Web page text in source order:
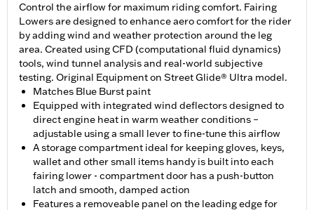
Control the airflow for maximum riding comfort. Fairing
Lowers are designed to enhance aero comfort for the rider
by adding wind and weather protection around the leg
area. Created using CFD (computational fluid dynamics)
tools, wind tunnel analysis and real-world subjective
testing. Original Equipment on Street Glide® Ultra model.
Matches Blue Burst paint
Equipped with integrated wind deflectors designed to
direct engine heat in warm weather conditions –
adjustable using a small lever to fine-tune this airflow
A storage compartment ideal for keeping gloves, keys,
wallet and other small items handy is built into each
fairing lower - compartment door has a push-button
latch and smooth, damped action
Features a removeable panel on the leading edge for